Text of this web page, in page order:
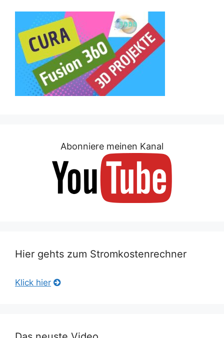
Abonniere meinen Kanal
Hier gehts zum Stromkostenrechner
Klick hier